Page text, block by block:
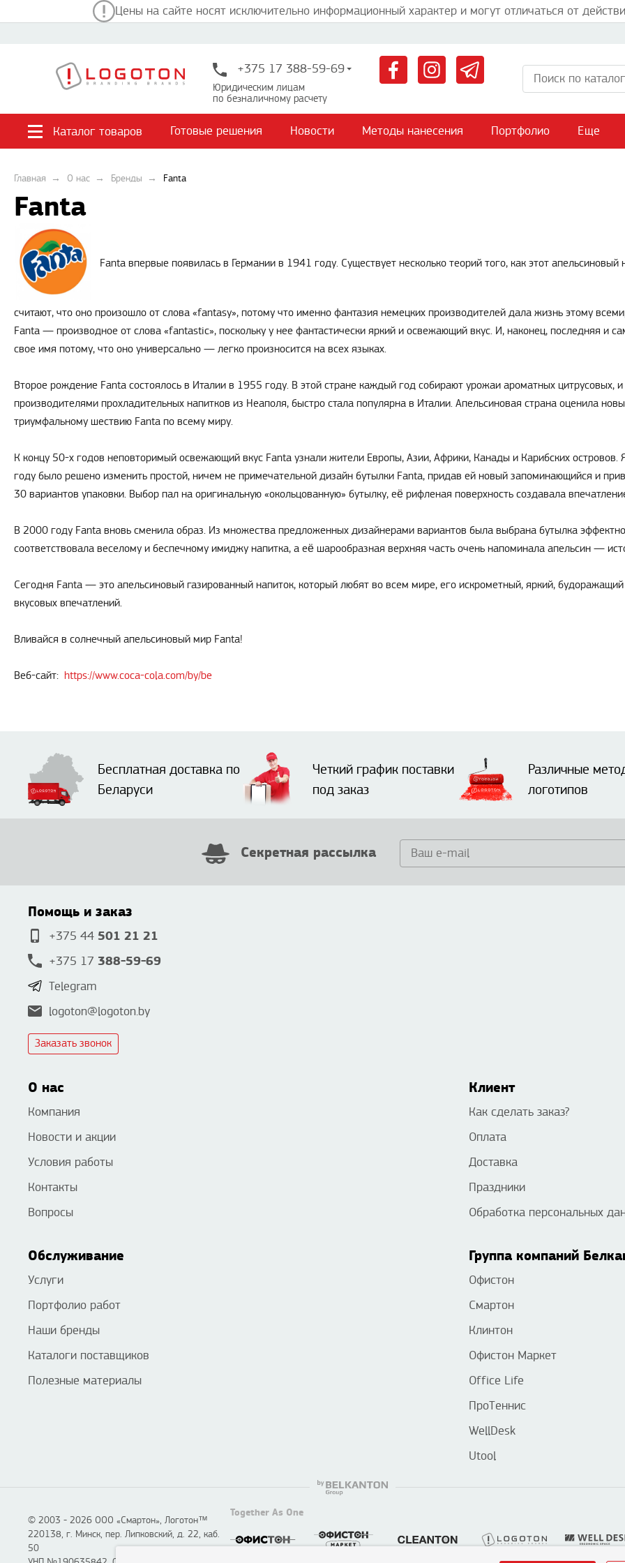
Цены на сайте носят исключительно информационный характер и могут отличаться от
+375 17 388-59-69
Юридическим лицам
по безналичному расчету
Каталог товаров Готовые решения Новости Методы нанесения Портфолио Еще
Главная О нас Бренды Fanta
Fanta
Fanta впервые появилась в Германии в 1941 году. Существует несколько теорий того, как этот
считают, что оно произошло от слова «fantasy», потому что именно фантазия немецких производителей дала жизнь этому
Fanta — производное от слова «fantastic», поскольку у нее фантастически яркий и освежающий вкус. И, наконец, последняя и
свое имя потому, что оно универсально — легко произносится на всех языках.
Второе рождение Fanta состоялось в Италии в 1955 году. В этой стране каждый год собирают урожаи ароматных цитрусовых,
производителями прохладительных напитков из Неаполя, быстро стала популярна в Италии. Апельсиновая страна оценила
триумфальному шествию Fanta по всему миру.
К концу 50-х годов неповторимый освежающий вкус Fanta узнали жители Европы, Азии, Африки, Канады и Карибских
году было решено изменить простой, ничем не примечательной дизайн бутылки Fanta, придав ей новый запоминающийся и
30 вариантов упаковки. Выбор пал на оригинальную «окольцованную» бутылку, её рифленая поверхность создавала
В 2000 году Fanta вновь сменила образ. Из множества предложенных дизайнерами вариантов была выбрана бутылка
соответствовала веселому и беспечному имиджу напитка, а её шарообразная верхняя часть очень напоминала апельсин —
Сегодня Fanta — это апельсиновый газированный напиток, который любят во всем мире, его искрометный, яркий,
вкусовых впечатлений.
Вливайся в солнечный апельсиновый мир Fanta!
Веб-сайт: https://www.coca-cola.com/by/be
Бесплатная доставка по
Беларуси
Четкий график поставки
под заказ
Различные
логотипов
Секретная рассылка
Помощь и заказ
+375 44 501 21 21
+375 17 388-59-69
Telegram
logoton@logoton.by
Заказать звонок
О нас
Компания
Новости и акции
Условия работы
Контакты
Вопросы
Клиент
Как сделать заказ?
Оплата
Доставка
Праздники
Обработка персональных
Обслуживание
Услуги
Портфолио работ
Наши бренды
Каталоги поставщиков
Полезные материалы
Группа компаний
Офистон
Смартон
Клинтон
Офистон Маркет
Office Life
ПроТеннис
WellDesk
Utool
© 2003 - 2026 ООО «Смартон», Логотон™
220138, г. Минск, пер. Липковский, д. 22, каб.
50
Together As One